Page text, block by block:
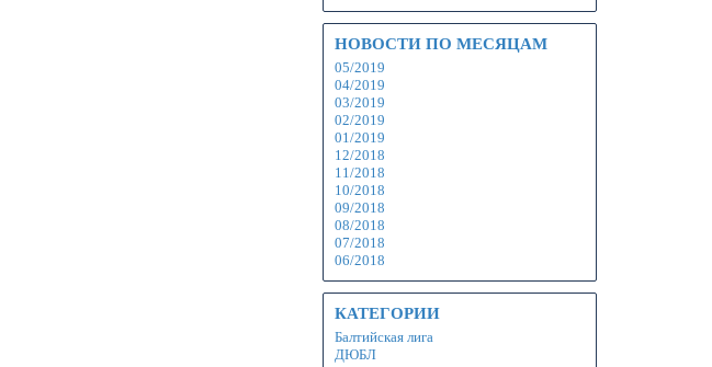
НОВОСТИ ПО МЕСЯЦАМ
05/2019
04/2019
03/2019
02/2019
01/2019
12/2018
11/2018
10/2018
09/2018
08/2018
07/2018
06/2018
КАТЕГОРИИ
Балтийская лига
ДЮБЛ